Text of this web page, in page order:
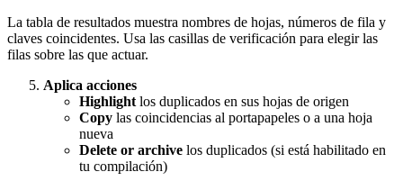
La tabla de resultados muestra nombres de hojas, números de fila y
claves coincidentes. Usa las casillas de verificación para elegir las
filas sobre las que actuar.
Aplica acciones
Highlight los duplicados en sus hojas de origen
Copy las coincidencias al portapapeles o a una hoja
nueva
Delete or archive los duplicados (si está habilitado en
tu compilación)